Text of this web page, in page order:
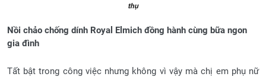
thụ
Nồi chảo chống dính Royal Elmich đồng hành cùng bữa ngon
gia đình
Tất bật trong công việc nhưng không vì vậy mà chị em phụ nữ